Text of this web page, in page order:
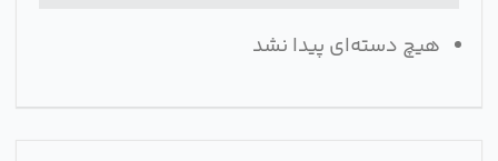
هیچ دسته‌ای پیدا نشد